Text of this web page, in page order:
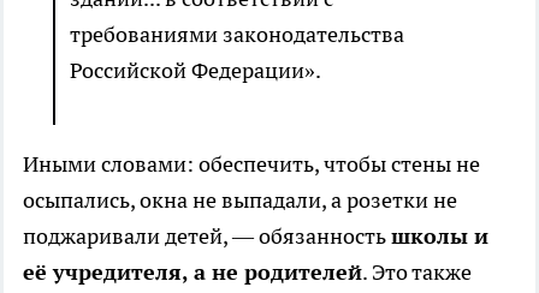
требованиями законодательства
Российской Федерации».
Иными словами: обеспечить, чтобы стены не
осыпались, окна не выпадали, а розетки не
поджаривали детей, — обязанностьшколы и
её учредителя, а не родителей. Это также